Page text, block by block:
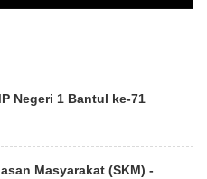
Negeri 1 Bantul ke-71
Masyarakat (SKM) -